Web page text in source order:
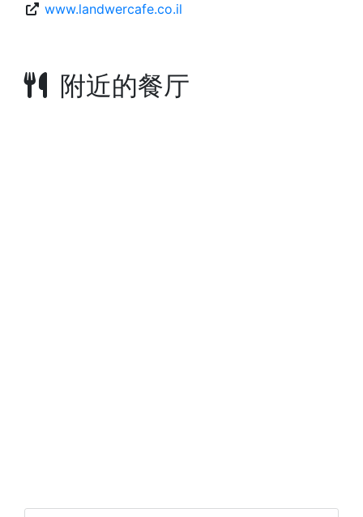
www.landwercafe.co.il
附近的餐厅